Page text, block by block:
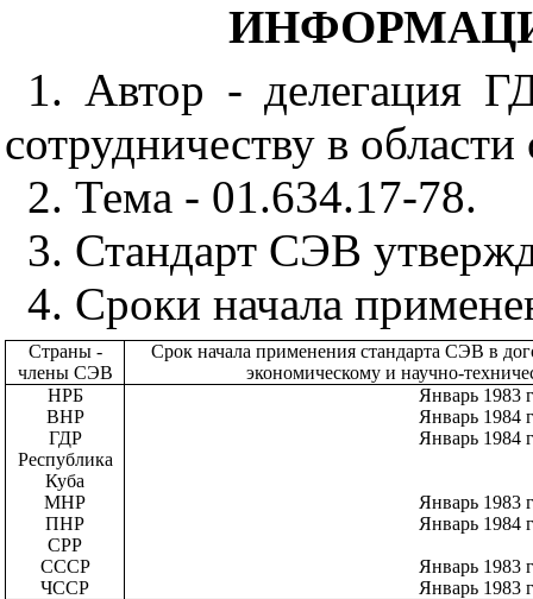
1. Автор - делегация
сотрудничеству в
2. Тема - 01.634.17-78.
3. Стандарт СЭВ
4. Сроки начала
Страны -
члены СЭВ
Срок начала применения стандарта СЭВ в
экономическому и научно-
НРБ
Январь 1983
ВНР
Январь 1984
ГДР
Январь 1984
Республика
Куба
МНР
Январь 1983
ПНР
Январь 1984
СРР
СССР
Январь 1983
ЧССР
Январь 1983